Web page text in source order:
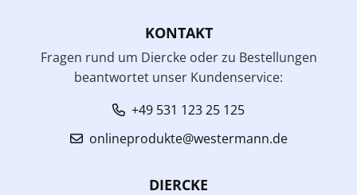
KONTAKT
Fragen rund um Diercke oder zu Bestellungen
beantwortet unser Kundenservice:
+49 531 123 25 125
onlineprodukte@westermann.de
DIERCKE